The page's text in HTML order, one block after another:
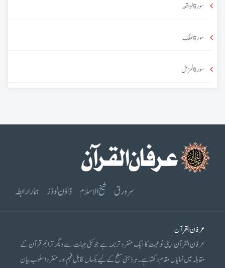
سورۃ الواقعہ
سورۃ الملک
سورۃ المزمل
سرورق شیخ الاسلام ڈاؤن لوڈز ہمارا رابطہ
عرفان القرآن
عرفان القرآن اپنی نوعیت کا ایک منفرد ترجمہ ہے جو کئی جہات سے دیگر تراجم قرآن کے
مقابلہ میں نمایاں مقام رکھتا ہے۔ ہر ذہنی سطح کے لیے یکساں قابل فہم اور منفرد اسلوب بیان